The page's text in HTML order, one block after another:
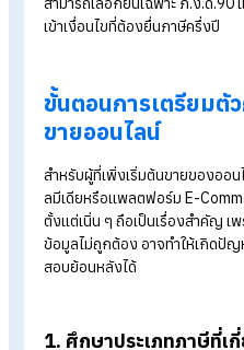
แสดงรายการภาษีเงินได้บุคค
ใครบ้างต้องยื่น
ผู้ขายออนไลน์หลายคนมักเ
ความเป็นจริง การยื่นภาษีค
มาตรา 40(5)-40(8) เช่น รา
และรวมกันเกิน 60,000 บา
เงินได้ประเภทที่ 7 : รับเ